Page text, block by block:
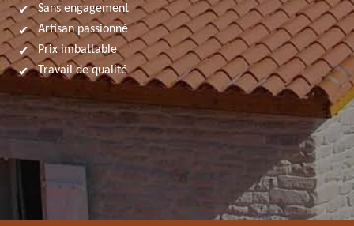
Sans engagement
Artisan passionné
Prix imbattable
Travail de qualité